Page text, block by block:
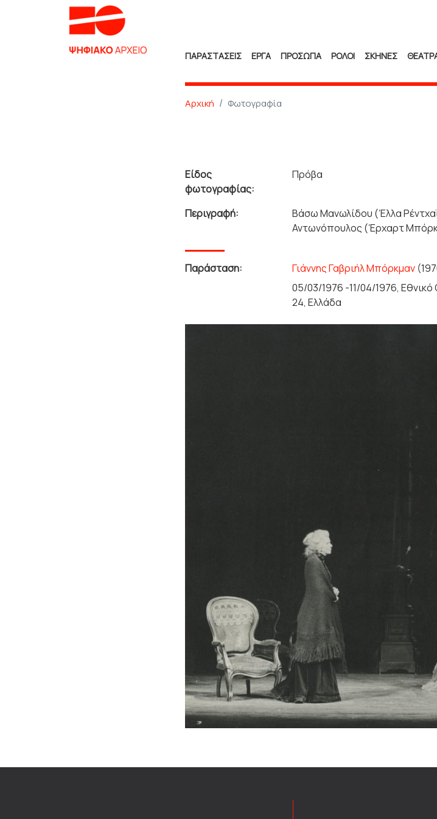
ΠΑΡΑΣΤΑΣΕΙΣ ΕΡΓΑ ΠΡΟΣΩΠΑ ΡΟΛΟΙ ΣΚΗΝΕΣ
Αρχική Φωτογραφία
Είδος
φωτογραφίας:
Πρόβα
Περιγραφή:
Βάσω Μανωλίδου (Έλλα
Αντωνόπουλος (Έρχαρτ
Παράσταση: Γιάννης Γαβριήλ Μπόρκμαν
05/03/1976 -11/04/1976, Εθνικό
24, Ελλάδα